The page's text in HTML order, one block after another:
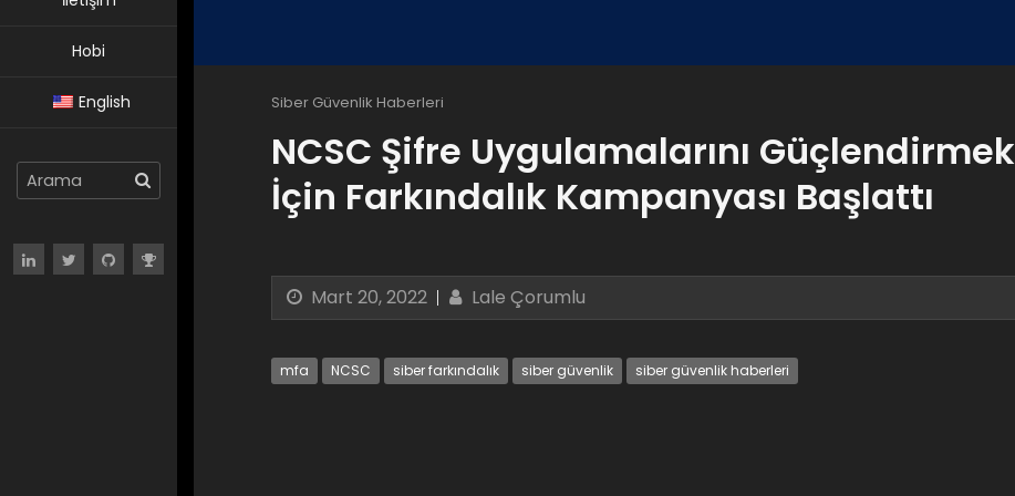
Hobi
English Siber Güvenlik Haberleri
NCSC Şifre Uygulamalarını Güçlendirmek
İçin Farkındalık Kampanyası Başlattı
Mart 20, 2022 Lale Çorumlu
mfa NCSC siber farkındalık siber güvenlik siber güvenlik haberleri